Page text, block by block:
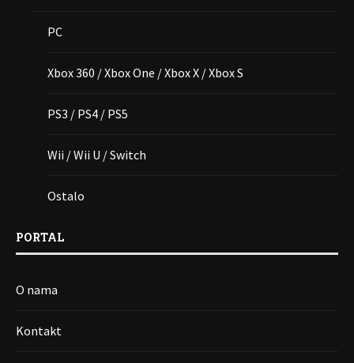
PC
Xbox 360 / Xbox One / Xbox X / Xbox S
PS3 / PS4 / PS5
Wii / Wii U / Switch
Ostalo
PORTAL
O nama
Kontakt